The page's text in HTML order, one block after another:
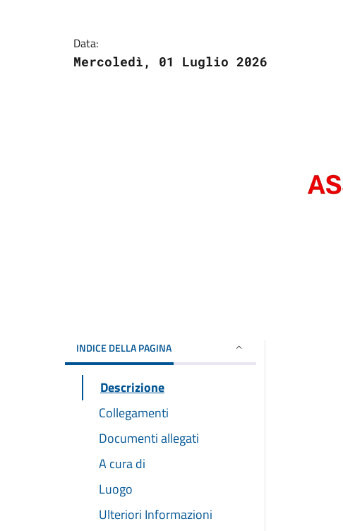
Data:
Mercoledì, 01 Luglio 2026
INDICE DELLA PAGINA
Descrizione
Collegamenti
Documenti allegati
A cura di
Luogo
Ulteriori Informazioni